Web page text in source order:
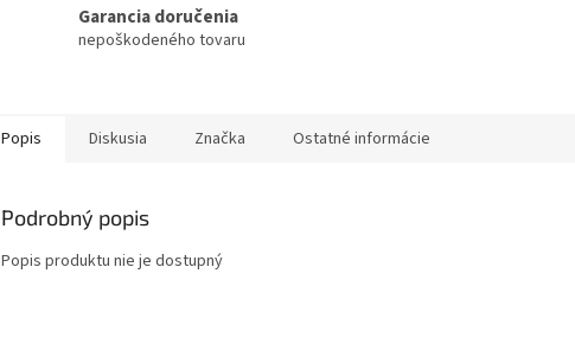
Garancia doručenia
nepoškodeného tovaru
Popis Diskusia Značka Ostatné informácie
Podrobný popis
Popis produktu nie je dostupný